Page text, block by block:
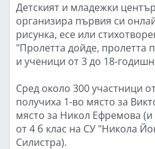
Детският и младежки
организира първия си
рисунка, есе или
"Пролетта дойде, пролетта
и ученици от 3 до 18-
Сред около 300 участници
получиха 1-во място за
място за Никол Ефремова
от 4 б клас на СУ "Никола
Силистра).